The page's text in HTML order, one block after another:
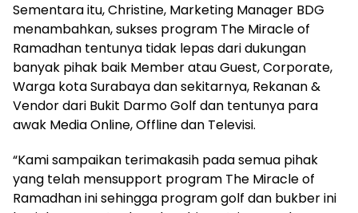
Sementara itu, Christine, Marketing Manager BDG
menambahkan, sukses program The Miracle of
Ramadhan tentunya tidak lepas dari dukungan
banyak pihak baik Member atau Guest, Corporate,
Warga kota Surabaya dan sekitarnya, Rekanan &
Vendor dari Bukit Darmo Golf dan tentunya para
awak Media Online, Offline dan Televisi.
“Kami sampaikan terimakasih pada semua pihak
yang telah mensupport program The Miracle of
Ramadhan ini sehingga program golf dan bukber ini